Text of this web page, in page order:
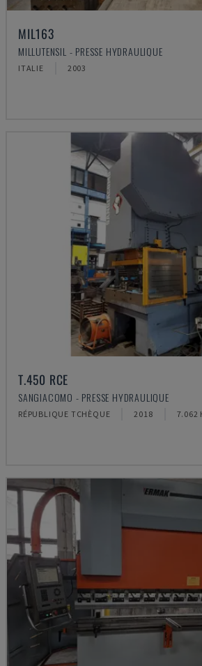
MIL163
MILLUTENSIL - PRESSE HYDRAULIQUE
ITALIE 2003
T.450 RCE
SANGIACOMO - PRESSE HYDRAULIQUE
RÉPUBLIQUE TCHÈQUE 2018 7.062